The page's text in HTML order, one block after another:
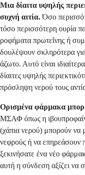
Μια δίαιτα υψηλής
συχνή αιτία.Όσο
τόσο περισσότερη ουρία
ροφήματα πρωτεΐνης ή
δουλέψουν σκληρότερα
άζωτο. Αυτό είναι
δίαιτες υψηλής
πρόσληψη νερού τους
Ορισμένα φάρμακα
ΜΣΑΦ όπως η
(χάπια νερού) μπορούν να
νεφρούς ή να επηρεάσουν
ξεκινήσατε ένα νέο
αυτή η σύνδεση αξίζει να